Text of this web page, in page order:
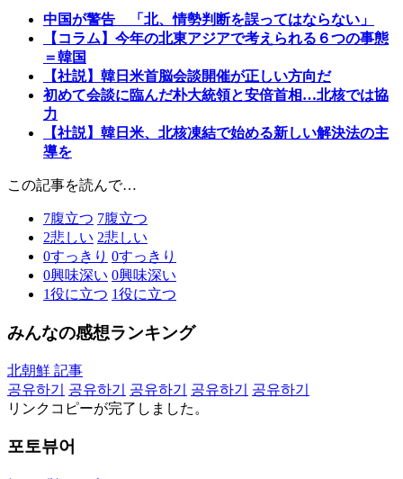
中国が警告 「北、情勢判断を誤ってはならない」
【コラム】今年の北東アジアで考えられる６つの事態
＝韓国
【社説】韓日米首脳会談開催が正しい方向だ
初めて会談に臨んだ朴大統領と安倍首相…北核では協
力
【社説】韓日米、北核凍結で始める新しい解決法の主
導を
この記事を読んで…
7腹立つ 7腹立つ
2悲しい 2悲しい
0すっきり 0すっきり
0興味深い 0興味深い
1役に立つ 1役に立つ
みんなの感想ランキング
北朝鮮 記事
공유하기
공유하기 공유하기 공유하기
공유하기
リンクコピーが完了しました。
포토뷰어